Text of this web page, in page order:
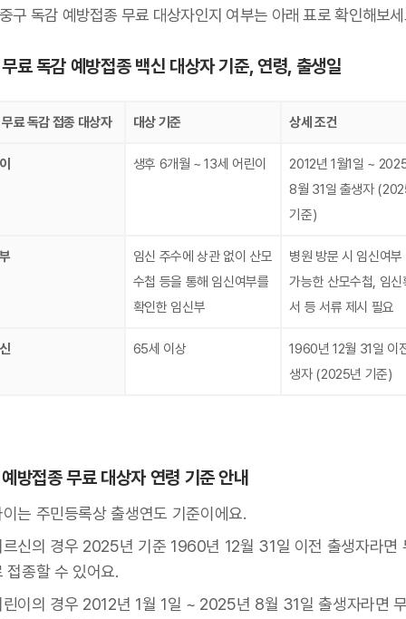
구 독감 예방접종 무료 대상자인지 여부는 아래 표로 확인해보
료 독감 예방접종 백신 대상자 기준, 연령, 출생일
료 독감 접종 대상자 대상 기준 상세 조건
생후 6개월 ~ 13세 어린이
2012년 1월1일 ~
8월 31일 출생자
기준)
임신 주수에 상관 없이 산모
수첩 등을 통해 임신여부를
확인한 임신부
병원 방문 시 임신여부
가능한 산모수첩, 임신
서 등 서류 제시 필요
65세 이상
1960년 12월 31일 이
생자 (2025년 기준)
방접종 무료 대상자 연령 기준 안내
이는 주민등록상 출생연도 기준이에요.
르신의 경우 2025년 기준 1960년 12월 31일 이전 출생자라면
접종할 수 있어요.
린이의 경우 2012년 1월 1일 ~ 2025년 8월 31일 출생자라면